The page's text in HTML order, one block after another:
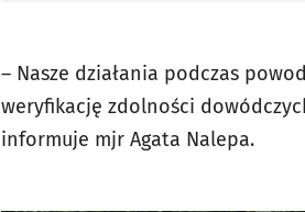
– Nasze działania podczas
weryfikację zdolności
informuje mjr Agata Nalepa.